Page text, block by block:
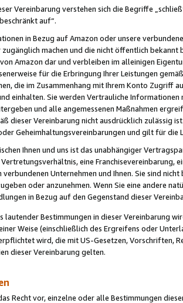
Vereinbarung verstehen sich die Begriffe
auf“.
in Bezug auf Amazon oder unsere
machen und die nicht öffentlich
Amazon dar und verbleiben im alleinigen
für die Erbringung Ihrer Leistungen
die im Zusammenhang mit Ihrem Konto
einhalten. Sie werden Vertrauliche
und alle angemessenen Maßnahmen
dieser Vereinbarung nicht ausdrücklich zulässig
Geheimhaltungsvereinbarungen und gilt für die
Ihnen und uns ist das unabhängiger
eine Franchisevereinbarung,
verbundenen Unternehmen und Ihnen. Sie sind
oder anzunehmen. Wenn Sie eine andere
in Bezug auf den Gegenstand dieser
lautender Bestimmungen in dieser Vereinbarung
Weise (einschließlich des Ergreifens oder
wird, die mit US-Gesetzen, Vorschriften,
dieser Vereinbarung gelten.
Recht vor, einzelne oder alle Bestimmungen